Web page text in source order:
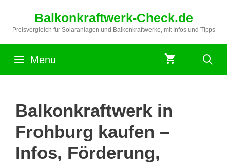
springen
Balkonkraftwerk-Check.de
Preisvergleich für Solaranlagen und Balkonkraftwerke, mit Infos und Tipps
Menu
Balkonkraftwerk in
Frohburg kaufen –
Infos, Förderung,